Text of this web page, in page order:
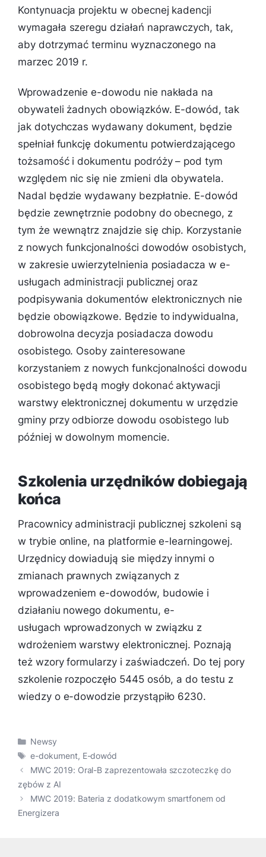
Kontynuacja projektu w obecnej kadencji
wymagała szeregu działań naprawczych, tak,
aby dotrzymać terminu wyznaczonego na
marzec 2019 r.
Wprowadzenie e-dowodu nie nakłada na
obywateli żadnych obowiązków. E-dowód, tak
jak dotychczas wydawany dokument, będzie
spełniał funkcję dokumentu potwierdzającego
tożsamość i dokumentu podróży – pod tym
względem nic się nie zmieni dla obywatela.
Nadal będzie wydawany bezpłatnie. E-dowód
będzie zewnętrznie podobny do obecnego, z
tym że wewnątrz znajdzie się chip. Korzystanie
z nowych funkcjonalności dowodów osobistych,
w zakresie uwierzytelnienia posiadacza w e-
usługach administracji publicznej oraz
podpisywania dokumentów elektronicznych nie
będzie obowiązkowe. Będzie to indywidualna,
dobrowolna decyzja posiadacza dowodu
osobistego. Osoby zainteresowane
korzystaniem z nowych funkcjonalności dowodu
osobistego będą mogły dokonać aktywacji
warstwy elektronicznej dokumentu w urzędzie
gminy przy odbiorze dowodu osobistego lub
później w dowolnym momencie.
Szkolenia urzędników dobiegają
końca
Pracownicy administracji publicznej szkoleni są
w trybie online, na platformie e-learningowej.
Urzędnicy dowiadują sie między innymi o
zmianach prawnych związanych z
wprowadzeniem e-dowodów, budowie i
działaniu nowego dokumentu, e-
usługach wprowadzonych w związku z
wdrożeniem warstwy elektronicznej. Poznają
też wzory formularzy i zaświadczeń. Do tej pory
szkolenie rozpoczęło 5445 osób, a do testu z
wiedzy o e-dowodzie przystąpiło 6230.
Kategorie
Newsy
Tagi
e-dokument, E-dowód
MWC 2019: Oral-B zaprezentowała szczoteczkę do
zębów z AI
MWC 2019: Bateria z dodatkowym smartfonem od
Energizera